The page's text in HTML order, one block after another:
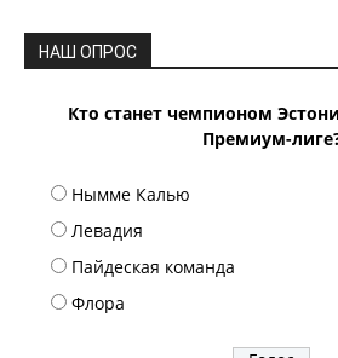
НАШ ОПРОС
Кто станет чемпионом
Премиум-
Нымме Калью
Левадия
Пайдеская команда
Флора